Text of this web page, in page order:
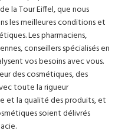
la Tour Eiffel, que nous
les meilleures conditions et
Les pharmaciens,
conseillers spécialisés en
vos besoins avec vous.
des cosmétiques, des
toute la rigueur
et la qualité des produits, et
soient délivrés